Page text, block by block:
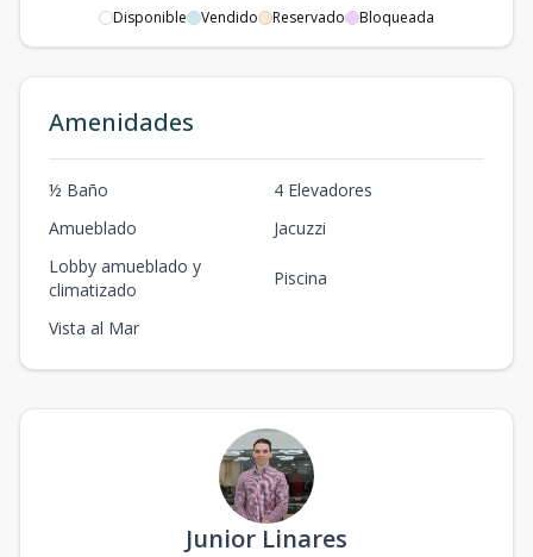
Disponible Vendido Reservado Bloqueada
Amenidades
½ Baño
4 Elevadores
Amueblado
Jacuzzi
Lobby amueblado y
climatizado
Piscina
Vista al Mar
Junior Linares